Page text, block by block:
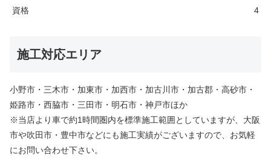
資格 4
施工対応エリア
小野市・三木市・加東市・加西市・加古川市・加古郡・高砂市・
姫路市・西脇市・三田市・明石市・神戸市ほか
※当店より車で約1時間圏内を標準施工範囲としていますが、大阪
市や吹田市・豊中市などにも施工実績がございますので、お気軽
にお問い合わせ下さい。